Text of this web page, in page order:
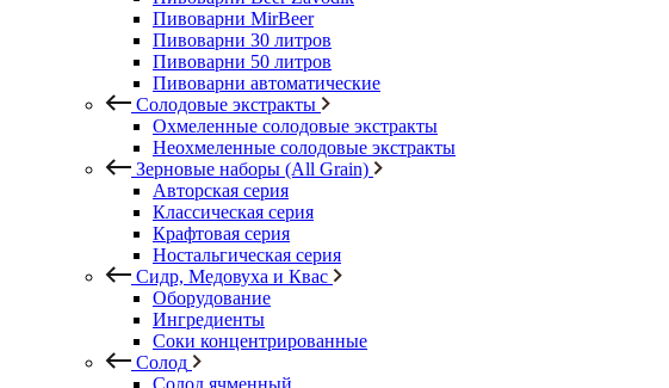
Пивоварни MirBeer
Пивоварни 30 литров
Пивоварни 50 литров
Пивоварни автоматические
Солодовые экстракты
Охмеленные солодовые экстракты
Неохмеленные солодовые экстракты
Зерновые наборы (All Grain)
Авторская серия
Классическая серия
Крафтовая серия
Ностальгическая серия
Сидр, Медовуха и Квас
Оборудование
Ингредиенты
Соки концентрированные
Солод
Солод ячменный